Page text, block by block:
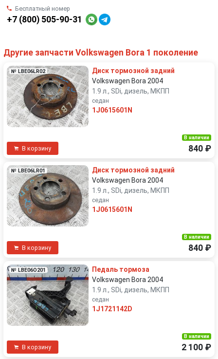
Бесплатный номер
+7 (800) 505-90-31
Другие запчасти Volkswagen Bora 1 поколение
№ LBE06LR02
Диск тормозной задний
Volkswagen Bora 2004
1.9 л., SDi, дизель, МКПП
седан
1J0615601N
В корзину
В наличии
840 ₽
№ LBE06LR01
Диск тормозной задний
Volkswagen Bora 2004
1.9 л., SDi, дизель, МКПП
седан
1J0615601N
В корзину
В наличии
840 ₽
№ LBE06O201
Педаль тормоза
Volkswagen Bora 2004
1.9 л., SDi, дизель, МКПП
седан
1J1721142D
В корзину
В наличии
2 100 ₽